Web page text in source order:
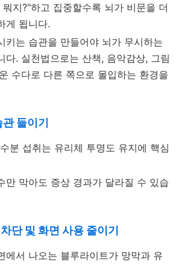
지?"하고 집중할수록 뇌가 비문을 더
게 됩니다.
키는 습관을 만들어야 뇌가 무시하는
다. 실천법으로는 산책, 음악감상, 그림
수다로 다른 쪽으로 몰입하는 환경을
들이기
분 섭취는 유리체 투명도 유지에 핵심
만 막아도 증상 경과가 달라질 수 있습
단 및 화면 사용 줄이기
에서 나오는 블루라이트가 망막과 유